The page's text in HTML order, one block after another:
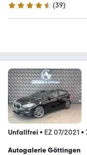
4.4 Sterne
(39)
Unfallfrei • EZ 07/2021 •
Autogalerie Göttingen